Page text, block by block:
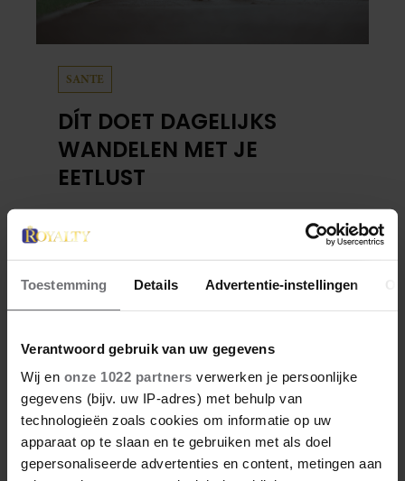
Toestemming Details Advertentie-instellingen
Verantwoord gebruik van uw gegevens
Wij en onze 1022 partners verwerken je persoonlijke
gegevens (bijv. uw IP-adres) met behulp van
technologieën zoals cookies om informatie op uw
apparaat op te slaan en te gebruiken met als doel
gepersonaliseerde advertenties en content, metingen aan
SANTE
DÍT DOET DAGELIJKS
WANDELEN MET JE
EETLUST
meteen de voorraadkast in, en de ander
merkt juist dat de trek in een tussendoortje
na zo’n zelfde wandeling verdwenen is. Dat
wandelen je honger simpelweg aanwakkert,
bocht. Er gebeurt iets veel interessanters.